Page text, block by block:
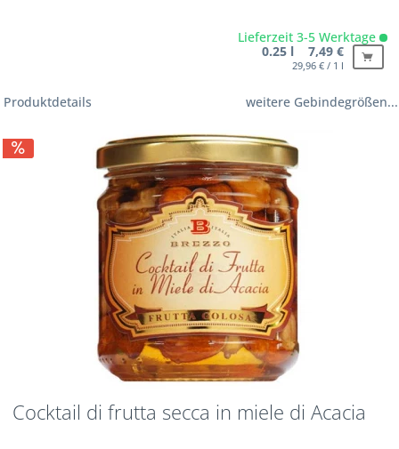
Lieferzeit 3-5 Werktage
0.25 l 7,49 €
29,96 € / 1 l
Produktdetails weitere Gebindegrößen...
Cocktail di frutta secca in miele di Acacia